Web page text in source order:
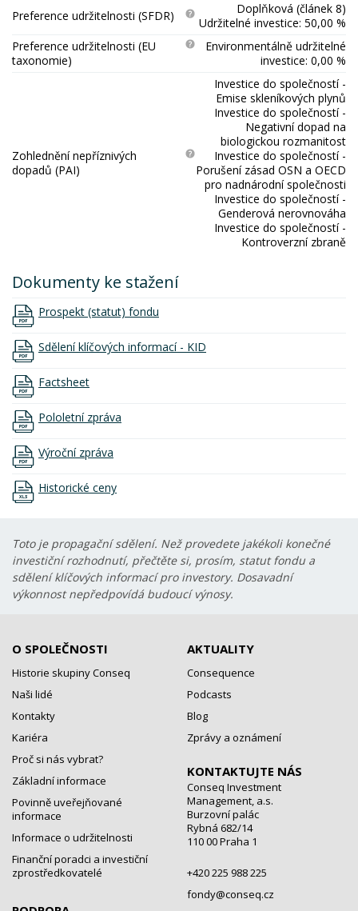
Preference udržitelnosti (SFDR)
Doplňková (článek 8)
Udržitelné investice: 50,00 %
Preference udržitelnosti (EU
taxonomie)
Environmentálně udržitelné
investice: 0,00 %
Zohlednění nepříznivých
dopadů (PAI)
Investice do společností -
Emise skleníkových plynů
Investice do společností -
Negativní dopad na
biologickou rozmanitost
Investice do společností -
Porušení zásad OSN a OECD
pro nadnárodní společnosti
Investice do společností -
Genderová nerovnováha
Investice do společností -
Kontroverzní zbraně
Dokumenty ke stažení
Prospekt (statut) fondu
Sdělení klíčových informací - KID
Factsheet
Pololetní zpráva
Výroční zpráva
Historické ceny
Toto je propagační sdělení. Než provedete jakékoli konečné
investiční rozhodnutí, přečtěte si, prosím, statut fondu a
sdělení klíčových informací pro investory. Dosavadní
výkonnost nepředpovídá budoucí výnosy.
O SPOLEČNOSTI
Historie skupiny Conseq
Naši lidé
Kontakty
Kariéra
Proč si nás vybrat?
Základní informace
Povinně uveřejňované
informace
Informace o udržitelnosti
Finanční poradci a investiční
zprostředkovatelé
AKTUALITY
Consequence
Podcasts
Blog
Zprávy a oznámení
KONTAKTUJTE NÁS
Conseq Investment
Management, a.s.
Burzovní palác
Rybná 682/14
110 00 Praha 1
+420 225 988 225
fondy@conseq.cz